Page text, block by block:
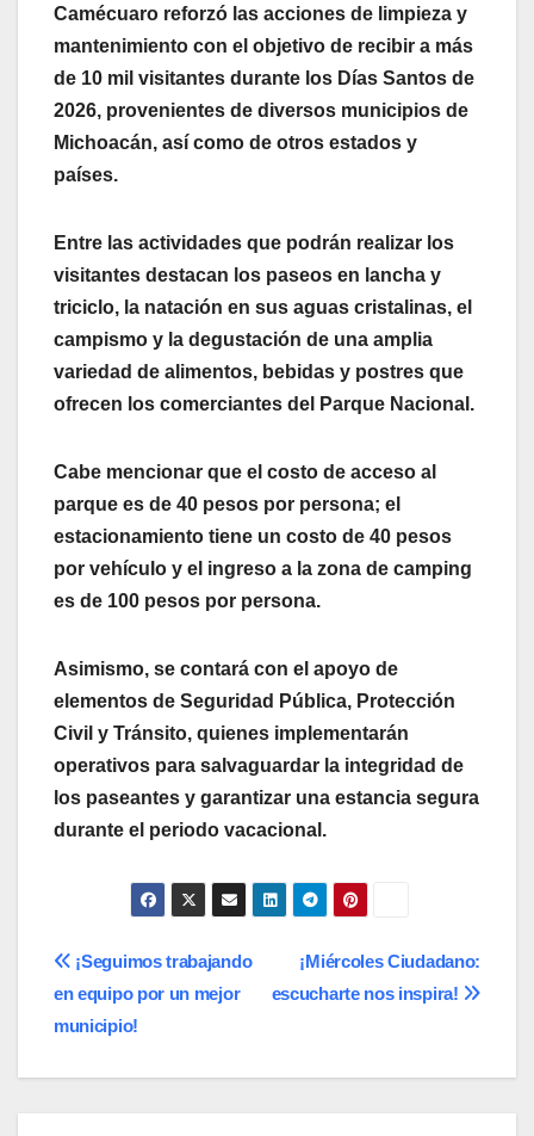
Camécuaro reforzó las acciones de limpieza y
mantenimiento con el objetivo de recibir a más
de 10 mil visitantes durante los Días Santos de
2026, provenientes de diversos municipios de
Michoacán, así como de otros estados y
países.
Entre las actividades que podrán realizar los
visitantes destacan los paseos en lancha y
triciclo, la natación en sus aguas cristalinas, el
campismo y la degustación de una amplia
variedad de alimentos, bebidas y postres que
ofrecen los comerciantes del Parque Nacional.
Cabe mencionar que el costo de acceso al
parque es de 40 pesos por persona; el
estacionamiento tiene un costo de 40 pesos
por vehículo y el ingreso a la zona de camping
es de 100 pesos por persona.
Asimismo, se contará con el apoyo de
elementos de Seguridad Pública, Protección
Civil y Tránsito, quienes implementarán
operativos para salvaguardar la integridad de
los paseantes y garantizar una estancia segura
durante el periodo vacacional.
Navegación
de
entradas
¡Miércoles Ciudadano:
escucharte nos inspira!
¡Seguimos trabajando
en equipo por un mejor
municipio!